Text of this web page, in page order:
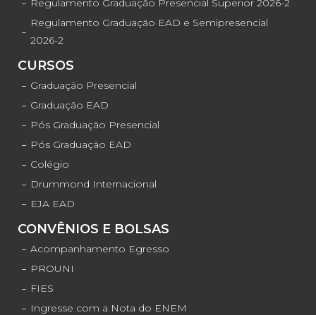
Regulamento Graduação Presencial Superior 2026-2
Regulamento Graduação EAD e Semipresencial
2026-2
CURSOS
Graduação Presencial
Graduação EAD
Pós Graduação Presencial
Pós Graduação EAD
Colégio
Drummond Internacional
EJA EAD
CONVÊNIOS E BOLSAS
Acompanhamento Egresso
PROUNI
FIES
Ingresse com a Nota do ENEM